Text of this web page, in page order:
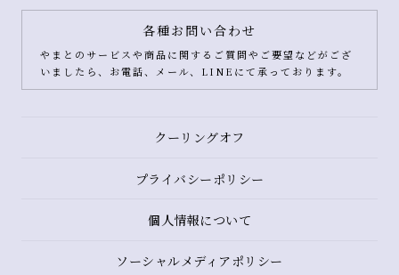
各種お問い合わせ
やまとのサービスや商品に関するご質問やご要望などがござ
いましたら、お電話、メール、LINEにて承っております。
クーリングオフ
プライバシーポリシー
個人情報について
ソーシャルメディアポリシー